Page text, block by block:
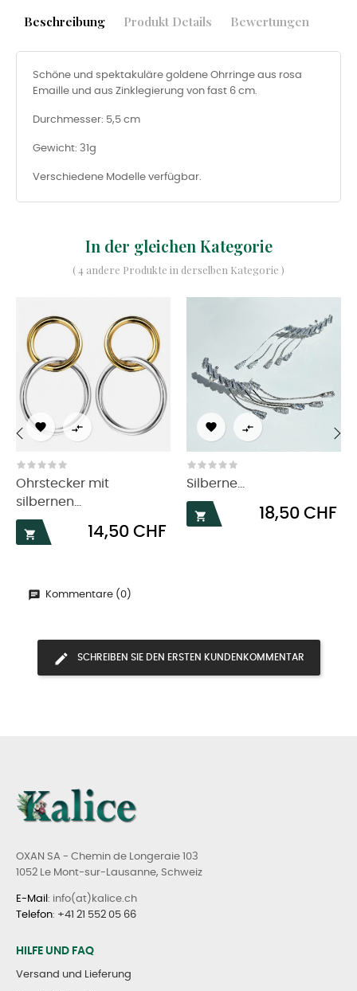
Beschreibung Produkt Details Bewertungen
Schöne und spektakuläre goldene Ohrringe aus rosa
Emaille und aus Zinklegierung von fast 6 cm.
Durchmesser: 5,5 cm
Gewicht: 31g
Verschiedene Modelle verfügbar.
In der gleichen Kategorie
( 4 andere Produkte in derselben Kategorie )
 
Ohrstecker mit
silbernen...

Preis
14,50 CHF
 
Silberne...

Preis
18,50 CHF
‹
Kommentare (0)
SCHREIBEN SIE DEN ERSTEN KUNDENKOMMENTAR
OXAN SA - Chemin de Longeraie 103
1052 Le Mont-sur-Lausanne, Schweiz
E-Mail : info(at)kalice.ch
Telefon: +41 21 552 05 66
HILFE UND FAQ
Versand und Lieferung